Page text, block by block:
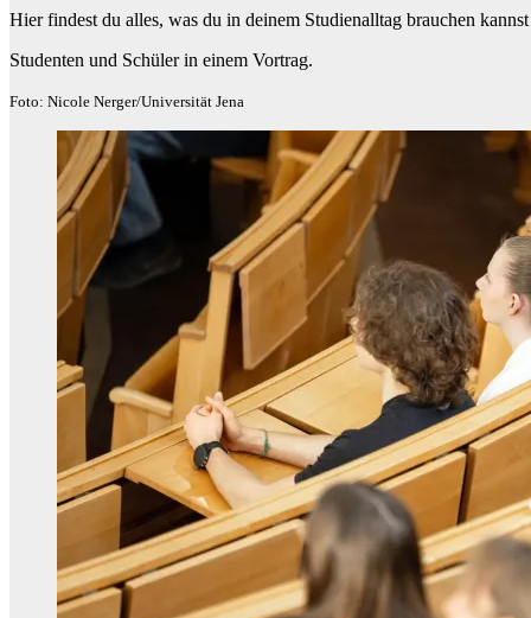
Hier findest du alles, was du in deinem Studienalltag brauchen kannst
Studenten und Schüler in einem Vortrag.
Foto: Nicole Nerger/Universität Jena